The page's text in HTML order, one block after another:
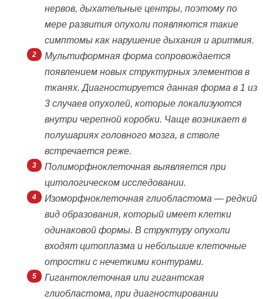
нервов, дыхательные центры, поэтому по
мере развития опухоли появляются такие
симптомы как нарушение дыхания и аритмия.
Мультиформная форма сопровождается
появлением новых структурных элементов в
тканях. Диагностируется данная форма в 1 из
3 случаев опухолей, которые локализуются
внутри черепной коробки. Чаще возникает в
полушариях головного мозга, в стволе
встречается реже.
Полиморфноклеточная выявляется при
цитологическом исследовании.
Изоморфноклеточная глиобластома — редкий
вид образования, который имеет клетки
одинаковой формы. В структуру опухоли
входят цитоплазма и небольшие клеточные
отростки с нечеткими контурами.
Гигантоклеточная или гигантская
глиобластома, при диагностировании